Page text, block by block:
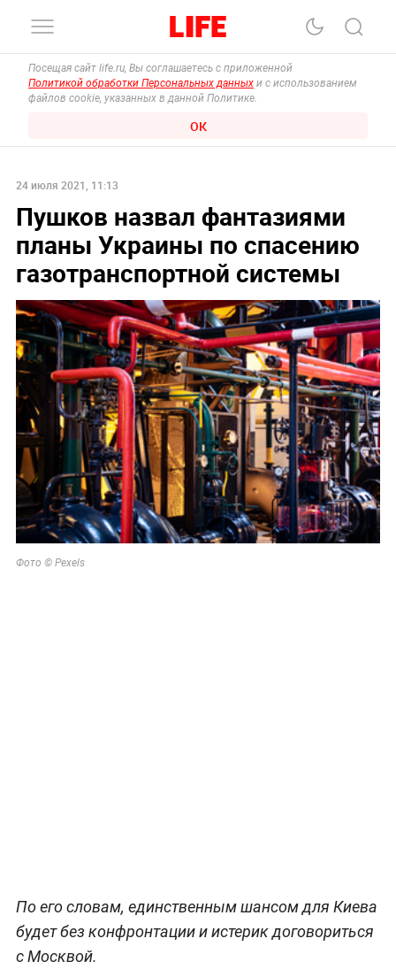
Посещая сайт life.ru, Вы соглашаетесь с приложенной
Политикой обработки Персональных данных и с использованием
файлов cookie, указанных в данной Политике.
ОК
24 июля 2021, 11:13
Пушков назвал фантазиями
планы Украины по спасению
газотранспортной системы
Фото © Pexels
По его словам, единственным шансом для Киева
будет без конфронтации и истерик договориться
с Москвой.